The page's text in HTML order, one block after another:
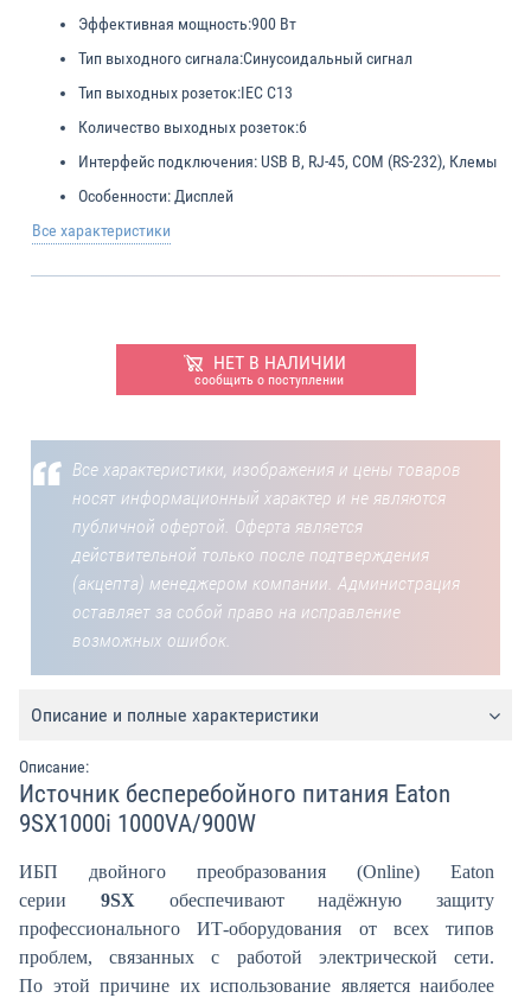
Эффективная мощность:900 Вт
Тип выходного сигнала:Синусоидальный сигнал
Тип выходных розеток:IEC C13
Количество выходных розеток:6
Интерфейс подключения: USB B, RJ-45, COM (RS-232), Клемы
Особенности: Дисплей
Все характеристики
НЕТ В НАЛИЧИИ
сообщить о поступлении
Все характеристики, изображения и цены товаров
носят информационный характер и не являются
публичной офертой. Оферта является
действительной только после подтверждения
(акцепта) менеджером компании. Администрация
оставляет за собой право на исправление
возможных ошибок.
Описание и полные характеристики
Описание:
Источник бесперебойного питания Eaton
9SX1000i 1000VA/900W
ИБП двойного преобразования (Online) Eaton
серии 9SX обеспечивают надёжную защиту
профессионального ИТ-оборудования от всех типов
проблем, связанных с работой электрической сети.
По этой причине их использование является наиболее